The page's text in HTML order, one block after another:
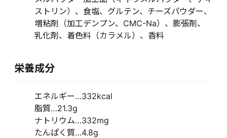
ストリン）、食塩、グルテン、チーズパウダー、
増粘剤（加工デンプン、CMC-Na）、膨張剤、
乳化剤、着色料（カラメル）、香料
栄養成分
エネルギー…332kcal
脂質…21.3g
ナトリウム…332mg
たんぱく質…4.8g